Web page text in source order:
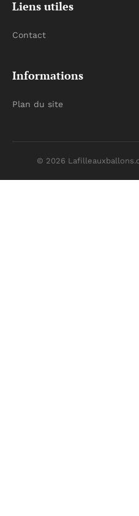
Liens utiles
Contact
Informations
Plan du site
© 2026